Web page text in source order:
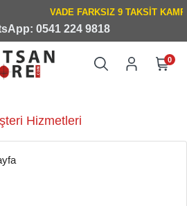
0541 224 9818
0
Hizmetleri